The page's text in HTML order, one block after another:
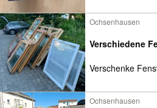
Ochsenhausen
Verschiedene
Verschenke
Ochsenhausen